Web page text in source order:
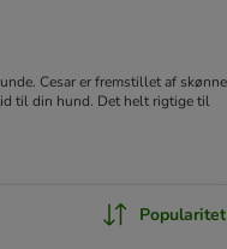
Cesar er fremstillet af skønne
til din hund. Det helt rigtige til
Popularitet